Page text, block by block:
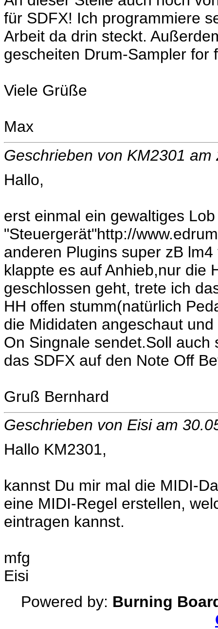
für SDFX! Ich programmiere
Arbeit da drin steckt.
gescheiten Drum-Sampler for
Viele Grüße
Max
Geschrieben von KM2301
Hallo,
erst einmal ein gewaltiges
"Steuergerät"http://
anderen Plugins super zB
klappte es auf Anhieb,nur die
geschlossen geht, trete ich
HH offen stumm(natürlich
die Mididaten angeschaut
On Singnale sendet.Soll
das SDFX auf den Note Off
Gruß Bernhard
Geschrieben von Eisi am
Hallo KM2301,
kannst Du mir mal die MIDI-
eine MIDI-Regel erstellen,
eintragen kannst.
mfg
Eisi
Powered by: Burning